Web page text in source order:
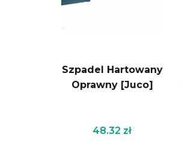
Szpadel Hartowany
Oprawny [Juco]
48.32 zł